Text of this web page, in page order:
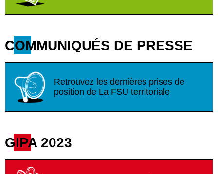
COMMUNIQUÉS DE PRESSE
Retrouvez les dernières prises de
position de La FSU territoriale
GIPA 2023